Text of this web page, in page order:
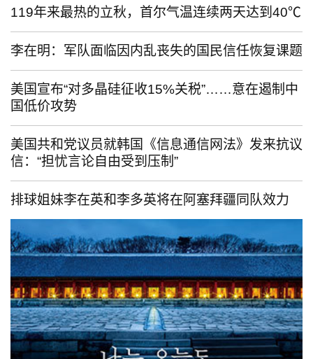
119年来最热的立秋，首尔气温连续两天达到40℃
李在明：军队面临因内乱丧失的国民信任恢复课题
美国宣布“对多晶硅征收15%关税”……意在遏制中
国低价攻势
美国共和党议员就韩国《信息通信网法》发来抗议
信：“担忧言论自由受到压制”
排球姐妹李在英和李多英将在阿塞拜疆同队效力